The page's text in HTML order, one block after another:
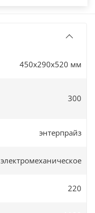
450x290x520 мм
300
энтерпрайз
электромеханическое
220